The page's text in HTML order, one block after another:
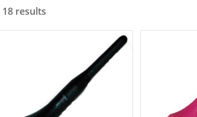
results
30
14 g